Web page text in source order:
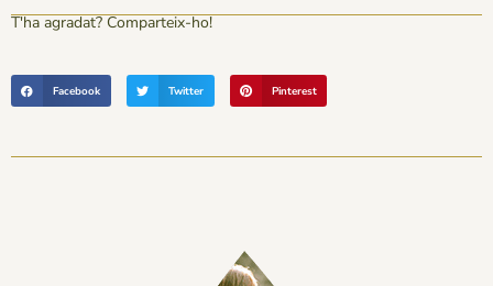
T'ha agradat? Comparteix-ho!
Facebook Twitter Pinterest